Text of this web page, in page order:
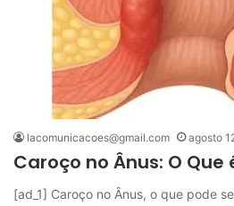
lacomunicacoes@gmail.com agosto
Caroço no Ânus: O Que
[ad_1] Caroço no Ânus, o que pode